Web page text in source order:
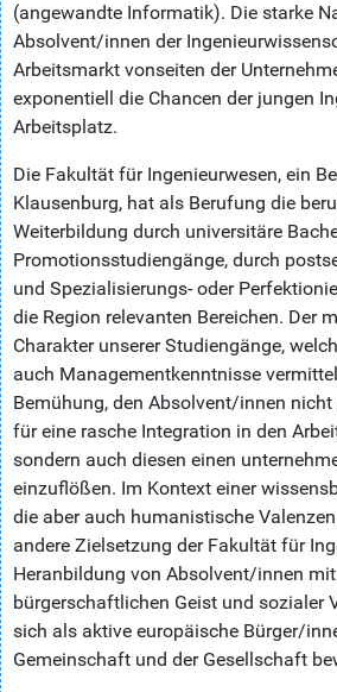
(angewandte Informatik). Die starke
Absolvent/innen der
Arbeitsmarkt vonseiten der
exponentiell die Chancen der jungen
Arbeitsplatz.
Die Fakultät für Ingenieurwesen, ein
Klausenburg, hat als Berufung die
Weiterbildung durch universitäre
Promotionsstudiengänge, durch
und Spezialisierungs- oder
die Region relevanten Bereichen. Der
Charakter unserer Studiengänge,
auch Managementkenntnisse
Bemühung, den Absolvent/innen
für eine rasche Integration in den
sondern auch diesen einen
einzuflößen. Im Kontext einer
die aber auch humanistische
andere Zielsetzung der Fakultät für
Heranbildung von Absolvent/innen
bürgerschaftlichen Geist und sozialer
sich als aktive europäische Bürger/
Gemeinschaft und der Gesellschaft